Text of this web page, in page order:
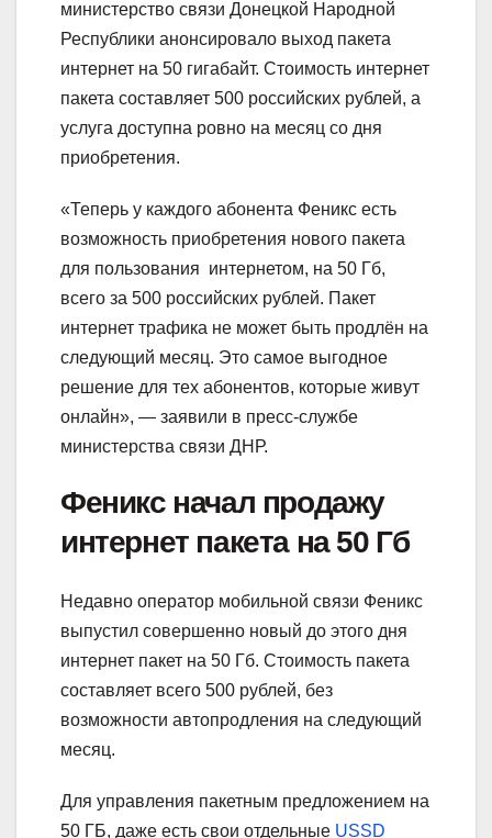
министерство связи Донецкой Народной
Республики анонсировало выход пакета
интернет на 50 гигабайт. Стоимость интернет
пакета составляет 500 российских рублей, а
услуга доступна ровно на месяц со дня
приобретения.
«Теперь у каждого абонента Феникс есть
возможность приобретения нового пакета
для пользования интернетом, на 50 Гб,
всего за 500 российских рублей. Пакет
интернет трафика не может быть продлён на
следующий месяц. Это самое выгодное
решение для тех абонентов, которые живут
онлайн», — заявили в пресс-службе
министерства связи ДНР.
Феникс начал продажу
интернет пакета на 50 Гб
Недавно оператор мобильной связи Феникс
выпустил совершенно новый до этого дня
интернет пакет на 50 Гб. Стоимость пакета
составляет всего 500 рублей, без
возможности автопродления на следующий
месяц.
Для управления пакетным предложением на
50 ГБ, даже есть свои отдельные USSD